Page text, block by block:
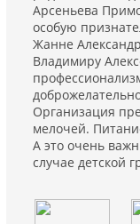
Арсеньева
особую
Жанне
Владимиру
Организация
мелочей.
А это очень
случае детской